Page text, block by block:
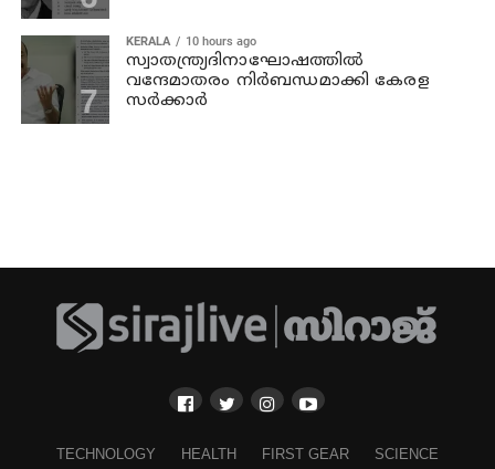
KERALA 10 hours ago
സ്വാതന്ത്ര്യദിനാഘോഷത്തില്‍
വന്ദേമാതരം നിര്‍ബന്ധമാക്കി കേരള
സര്‍ക്കാര്‍
TECHNOLOGY HEALTH FIRST GEAR SCIENCE